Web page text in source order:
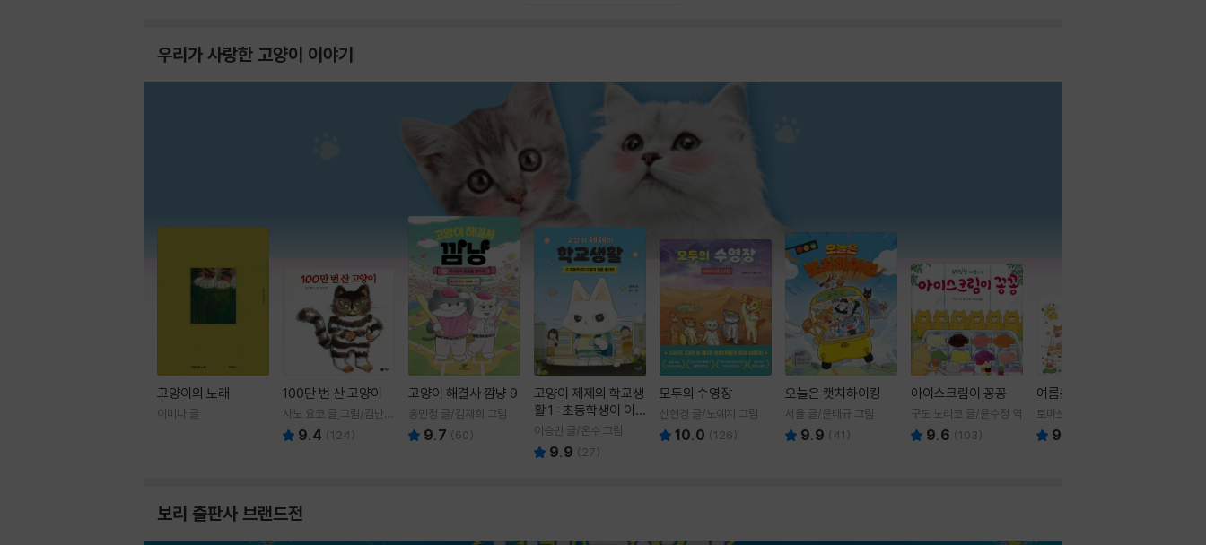
우리가 사랑한 고양이 이야기
고양이의 노래
이미나 글
100만 번 산 고양이
사노 요코 글,그림/김난주
역 9.4 (124)
고양이 해결사 깜냥 9
홍민정 글/김재희 그림
9.7 (60)
고양이 제제의 학교생
활 1 : 초등학생이 이
렇게 힘들 줄이야
이승민 글/온수 그림
9.9 ( 27)
모두의 수영장
신현경 글/노예지 그림
10.0 (126)
오늘은 캣치하이킹
서율 글/윤태규 그림
9.9 (41 )
아이스크림이 꽁꽁
구도 노리코 글/윤수정 역
9.6 (103)
여름을 부탁해
토마쓰리 글그림
9.8
보리 출판사 브랜드전